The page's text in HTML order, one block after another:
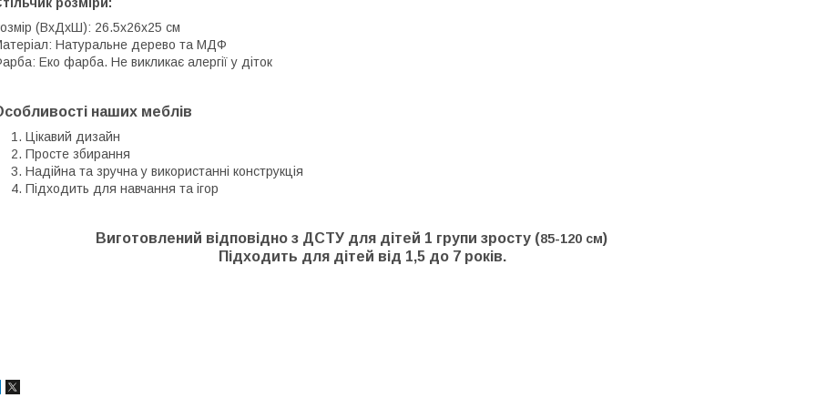
розміри:
(ВхДхШ): 26.5х26х25 см
Натуральне дерево та МДФ
Еко фарба. Не викликає алергії у діток
наших меблів
Цікавий дизайн
Просте збирання
Надійна та зручна у використанні конструкція
Підходить для навчання та ігор
Виготовлений відповідно з ДСТУ для дітей 1 групи зросту (85-120 см)
⠀ Підходить для дітей від 1,5 до 7 років.